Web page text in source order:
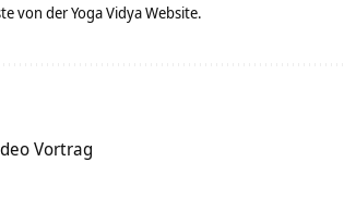
von der Yoga Vidya Website.
Vortrag